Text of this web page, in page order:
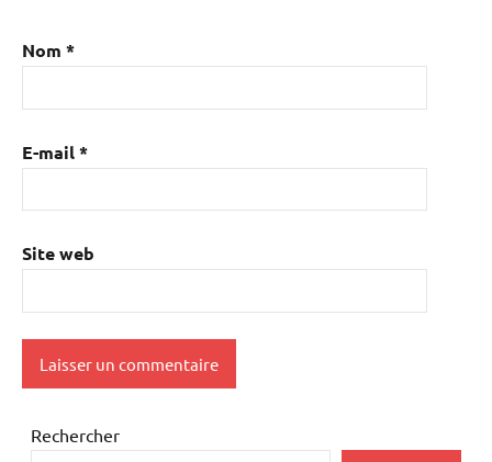
Nom *
E-mail*
Site web
Rechercher